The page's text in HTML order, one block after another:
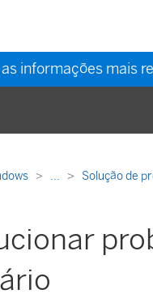
informações mais
... Solução de